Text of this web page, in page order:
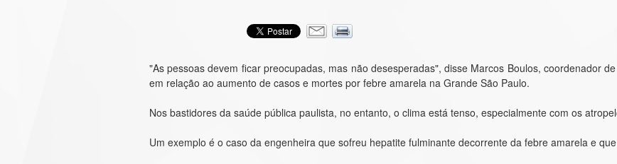
"As pessoas devem ficar preocupadas, mas não desesperadas", disse Marcos Boulos, coordenador
em relação ao aumento de casos e mortes por febre amarela na Grande São Paulo.
Nos bastidores da saúde pública paulista, no entanto, o clima está tenso, especialmente com os
Um exemplo é o caso da engenheira que sofreu hepatite fulminante decorrente da febre amarela e